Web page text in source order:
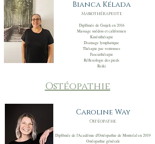
Bianca Kélada
Massothérapeute
Diplômée de Guijek en 2016
Massage suédois et californien
Kinésithérapie
Drainage lymphatique
Thérapie par ventouses
Fasciathérapie
Réflexologie des pieds
Reiki
Ostéopathie
Caroline Way
Ostéopathe
Diplômée de l'Académie d'Ostéopathie de Montréal en 2019
Ostéopathie générale